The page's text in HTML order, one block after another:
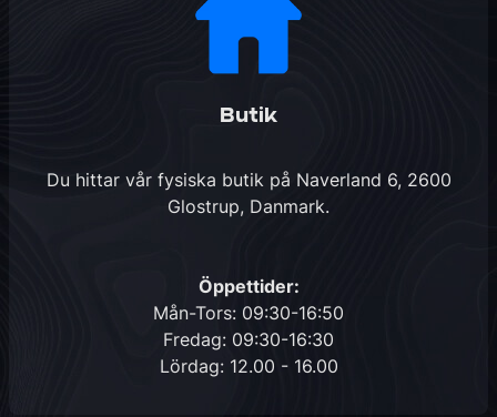
Butik
Du hittar vår fysiska butik på Naverland 6, 2600
Glostrup, Danmark.
Öppettider:
Mån-Tors: 09:30-16:50
Fredag: 09:30-16:30
Lördag: 12.00 - 16.00